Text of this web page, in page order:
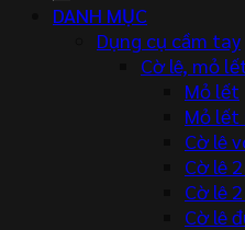
DANH MỤC
Dụng cụ cầm tay
Cờ lê, mỏ
Mỏ lết
Mỏ lết
Cờ lê
Cờ lê
Cờ lê
Cờ lê